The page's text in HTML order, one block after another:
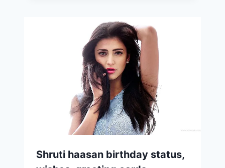
Shruti haasan birthday status,